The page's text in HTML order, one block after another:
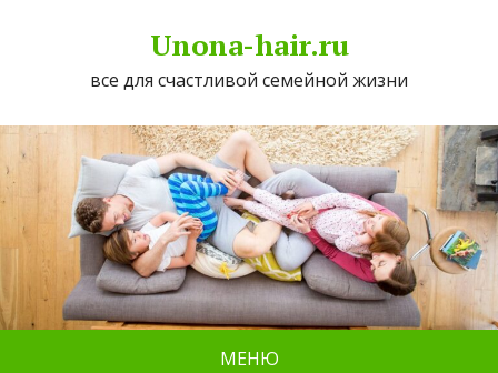
Unona-hair.ru
все для счастливой семейной жизни
МЕНЮ